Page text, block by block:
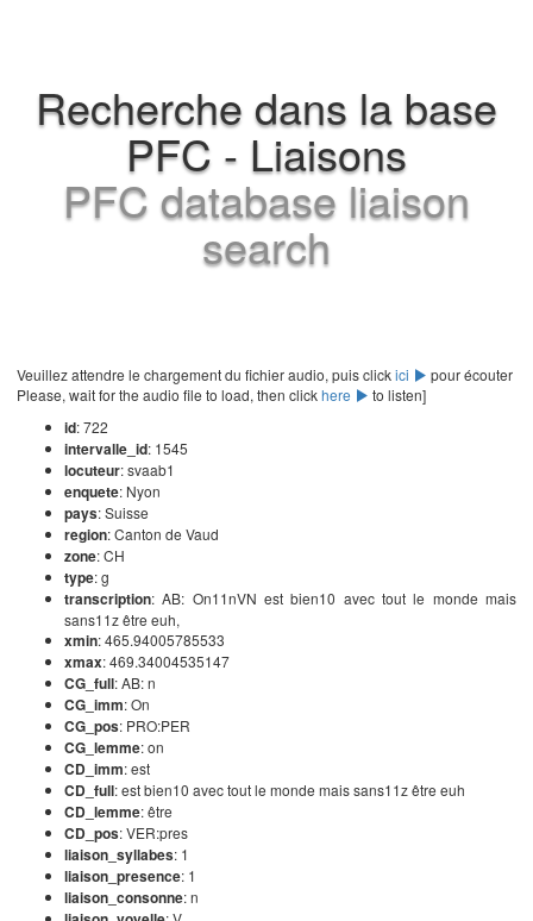
Recherche dans la base
PFC - Liaisons
PFC database liaison
search
Veuillez attendre le chargement du fichier audio, puis clickici
pour écouter
Please, wait for the audio file to load, then clickhere to listen]
id: 722
intervalle_id: 1545
locuteur: svaab1
enquete: Nyon
pays: Suisse
region: Canton de Vaud
zone: CH
type: g
transcription: AB: On11nVN est bien10 avec tout le monde mais
sans11z être euh,
xmin: 465.94005785533
xmax: 469.34004535147
CG_full: AB: n
CG_imm: On
CG_pos: PRO:PER
CG_lemme: on
CD_imm: est
CD_full: est bien10 avec tout le monde mais sans11z être euh
CD_lemme: être
CD_pos: VER:pres
liaison_syllabes: 1
liaison_presence: 1
liaison_consonne: n